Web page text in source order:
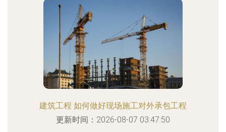
International Engineering
更新时间：2026-08-07 01:44:15
建筑工程 如何做好现场施工对外承包工程
更新时间：2026-08-07 03:47:50